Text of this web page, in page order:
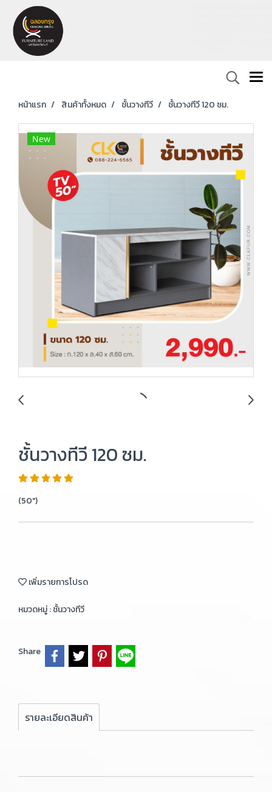
หน้าแรก สินค้าทั้งหมด ชั้นวางทีวี ชั้นวางทีวี 120 ซม.
New
ชั้นวางทีวี 120 ซม.
(50")
เพิ่มรายการโปรด
หมวดหมู่ :ชั้นวางทีวี
Share
รายละเอียดสินค้า